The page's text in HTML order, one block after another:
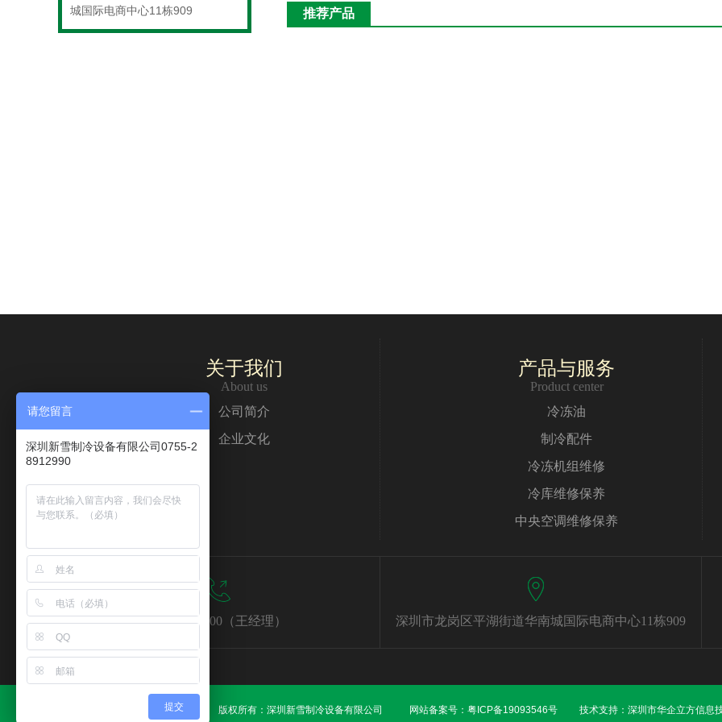
城国际电商中心11栋909
推荐产品
关于我们
About us
公司简介
企业文化
产品与服务
Product center
冷冻油
制冷配件
冷冻机组维修
冷库维修保养
中央空调维修保养
13380781400（王经理） 深圳市龙岗区平湖街道华南城国际电商中心11栋909
版权所有： 深圳新雪制冷设备有限公司 网站备案号： 粤ICP备19093546号 技术支持： 深圳市华企立方信息
请您留言
深圳新雪制冷设备有限公司0755-2
8912990
提交